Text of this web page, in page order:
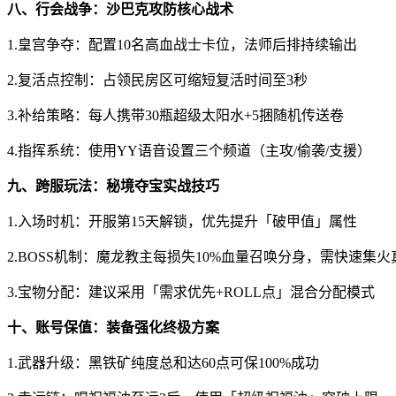
八、行会战争：沙巴克攻防核心战术
1.皇宫争夺：配置10名高血战士卡位，法师后排持续输出
2.复活点控制：占领民房区可缩短复活时间至3秒
3.补给策略：每人携带30瓶超级太阳水+5捆随机传送卷
4.指挥系统：使用YY语音设置三个频道（主攻/偷袭/支援）
九、跨服玩法：秘境夺宝实战技巧
1.入场时机：开服第15天解锁，优先提升「破甲值」属性
2.BOSS机制：魔龙教主每损失10%血量召唤分身，需快速集火
3.宝物分配：建议采用「需求优先+ROLL点」混合分配模式
十、账号保值：装备强化终极方案
1.武器升级：黑铁矿纯度总和达60点可保100%成功